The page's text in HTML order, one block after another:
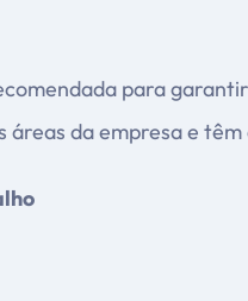
para
da empresa e